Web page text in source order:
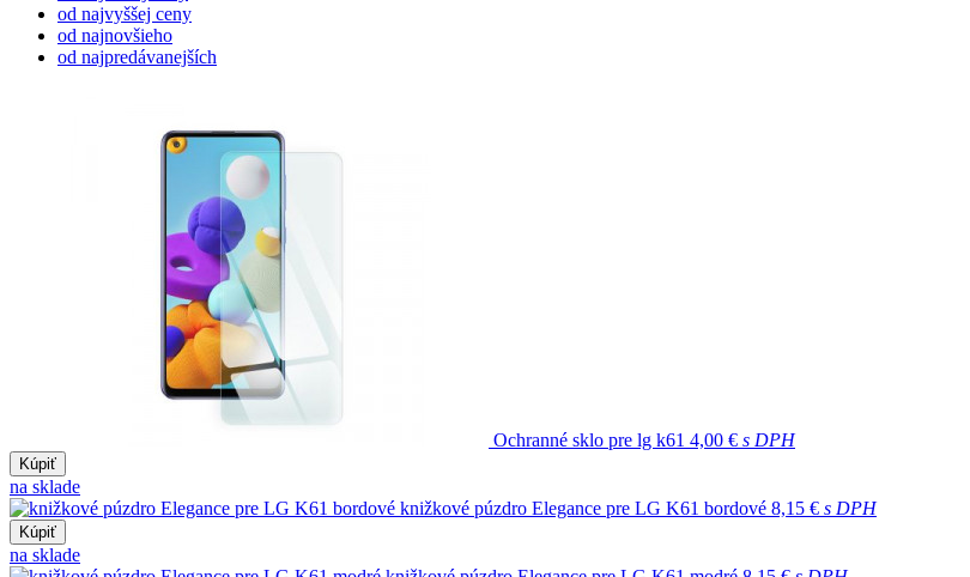
od najvyššej ceny
od najnovšieho
od najpredávanejších
Ochranné sklo pre lg k61 4,00 € s DPH
Kúpiť
na sklade
knižkové púzdro Elegance pre LG K61 bordové 8,15 € s DPH
Kúpiť
na sklade